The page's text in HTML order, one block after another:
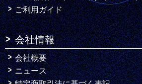
ご利用ガイド
会社情報
会社概要
ニュース